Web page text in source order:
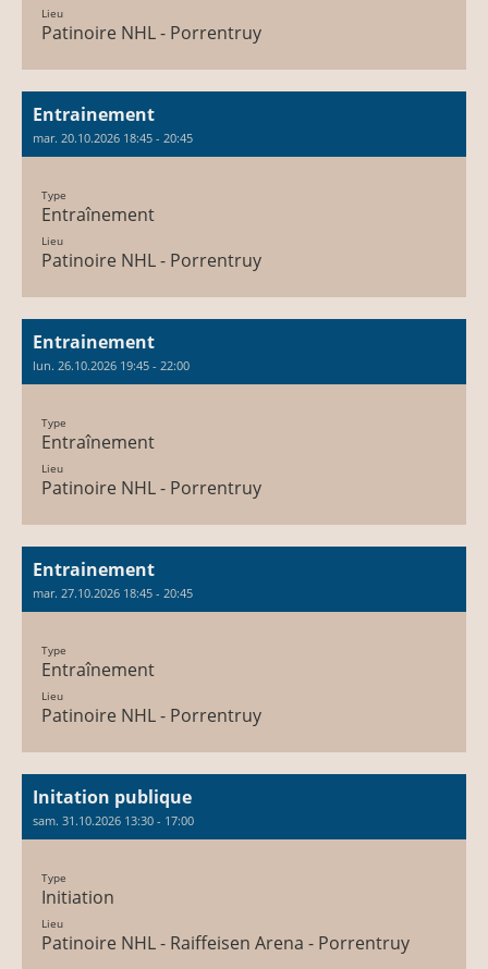
Lieu
Patinoire NHL - Porrentruy
Entrainement
mar. 20.10.2026 18:45 - 20:45
Type
Entraînement
Lieu
Patinoire NHL - Porrentruy
Entrainement
lun. 26.10.2026 19:45 - 22:00
Type
Entraînement
Lieu
Patinoire NHL - Porrentruy
Entrainement
mar. 27.10.2026 18:45 - 20:45
Type
Entraînement
Lieu
Patinoire NHL - Porrentruy
Initation publique
sam. 31.10.2026 13:30 - 17:00
Type
Initiation
Lieu
Patinoire NHL - Raiffeisen Arena - Porrentruy